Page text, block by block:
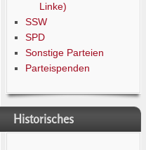
Linke)
SSW
SPD
Sonstige Parteien
Parteispenden
Historisches